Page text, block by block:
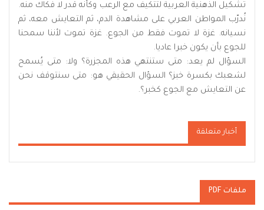
تشكيل الذهنية العربية لتتكيف مع الرعب وكأنه قدر لا فكاك منه.
نُدرّب المواطن العربي على مشاهدة الدم، ثم التعايش معه، ثم
نسيانه. غزة لا تموت فقط من الجوع. غزة تموت لأننا سمحنا
للجوع بأن يكون خبرا عاديا.
السؤال لم يعد: متى ستنتهي هذه المجزرة؟ ولا: متى يُسمح
لشعبك بكسرة خبز؟ السؤال الحقيقي هو: متى سنتوقف نحن
عن التعايش مع الجوع كخبر؟.
أخبار متعلقة
ملفات PDF